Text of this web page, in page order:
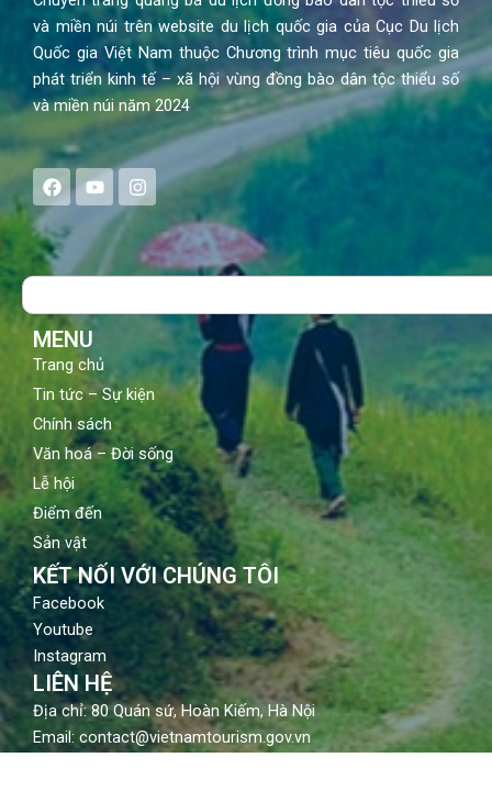
và miền núi trên website du lịch quốc gia của Cục Du lịch
Quốc gia Việt Nam thuộc Chương trình mục tiêu quốc gia
phát triển kinh tế – xã hội vùng đồng bào dân tộc thiểu số
và miền núi năm 2024
F
a
e
b
o
Y
o
t
u
b
I
n
s
a
g
Search
MENU
Trang chủ
Tin tức – Sự kiện
Chính sách
Văn hoá – Đời sống
Lễ hội
Điểm đến
Sản vật
KẾT NỐI VỚI CHÚNG TÔI
Facebook
Youtube
Instagram
LIÊN HỆ
Địa chỉ: 80 Quán sứ, Hoàn Kiếm, Hà Nội
Email: contact@vietnamtourism.gov.vn